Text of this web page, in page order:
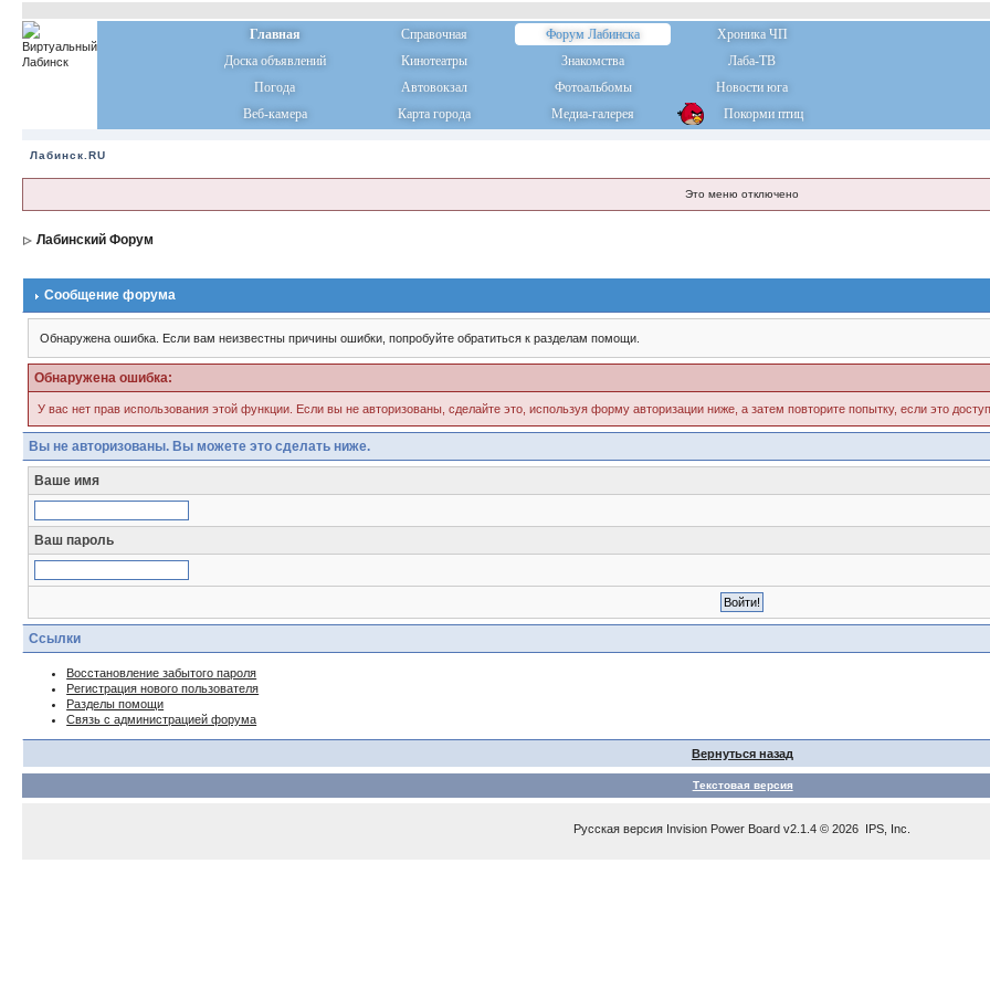
Главная Справочная Форум Лабинска
Хроника ЧП
Доска объявлений
Кинотеатры Знакомства
Лаба-ТВ
Погода
Автовокзал Фотоальбомы
Новости юга
Веб-камера
Карта города Медиа-галерея Покорми птиц
Лабинск.RU
Это меню отключено
Лабинский Форум
Сообщение форума
Обнаружена ошибка. Если вам неизвестны причины ошибки, попробуйте обратиться к разделам помощи.
Обнаружена ошибка:
У вас нет прав использования этой функции. Если вы не авторизованы, сделайте это, используя форму авторизации ниже, а затем повторите попытку, если это
Вы не авторизованы. Вы можете это сделать ниже.
Ваше имя
Ваш пароль
Ссылки
Восстановление забытого пароля
Регистрация нового пользователя
Разделы помощи
Связь с администрацией форума
Вернуться назад
Текстовая версия
Русская версия Invision Power Board v2.1.4 © 2026 IPS, Inc.